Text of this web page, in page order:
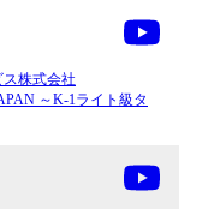
ス株式会社
～K-1ライト級タ